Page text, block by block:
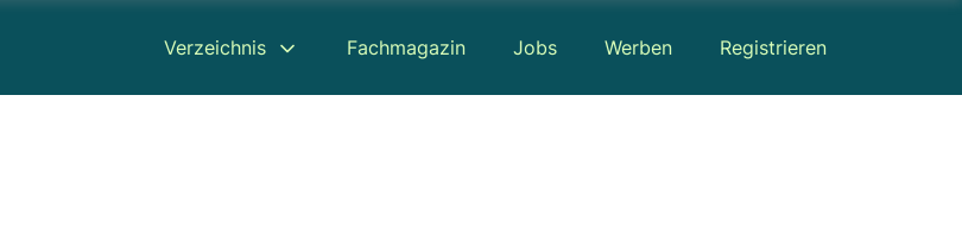
Verzeichnis Fachmagazin Jobs Werben Registrieren